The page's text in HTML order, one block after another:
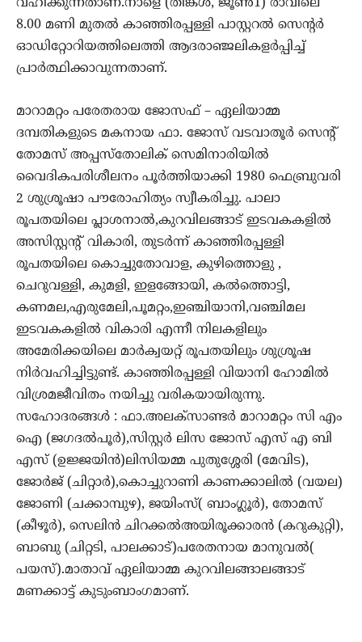
വഹിക്കുന്നതാണ്.നാളെ (തിങ്കൾ, ജൂൺ1) രാവിലെ
8.00 മണി മുതൽ കാഞ്ഞിരപ്പള്ളി പാസ്റ്ററൽ സെൻ്റർ
ഓഡിറ്റോറിയത്തിലെത്തി ആദരാഞ്ജലികളർപ്പിച്ച്
പ്രാർത്ഥിക്കാവുന്നതാണ്.
മാറാമറ്റം പരേതരായ ജോസഫ് – ഏലിയാമ്മ
ദമ്പതികളുടെ മകനായ ഫാ. ജോസ് വടവാതൂർ സെന്റ്
തോമസ് അപ്പസ്തോലിക് സെമിനാരിയിൽ
വൈദികപരിശീലനം പൂർത്തിയാക്കി 1980 ഫെബ്രുവരി
2 ശുശ്രൂഷാ പൗരോഹിത്യം സ്വീകരിച്ചു. പാലാ
രൂപതയിലെ പ്ലാശനാൽ,കുറവിലങ്ങാട് ഇടവകകളിൽ
അസിസ്റ്റൻ്റ് വികാരി, തുടർന്ന് കാഞ്ഞിരപ്പള്ളി
രൂപതയിലെ കൊച്ചുതോവാള, കുഴിത്തൊളു ,
ചെറുവള്ളി, കുമളി, ഇളങ്ങോയി, കൽത്തൊട്ടി,
കണമല,എരുമേലി,പൂമറ്റം,ഇഞ്ചിയാനി,വഞ്ചിമല
ഇടവകകളിൽ വികാരി എന്നീ നിലകളിലും
അമേരിക്കയിലെ മാർക്വയറ്റ് രൂപതയിലും ശുശ്രൂഷ
നിർവഹിച്ചിട്ടുണ്ട്. കാഞ്ഞിരപ്പള്ളി വിയാനി ഹോമിൽ
വിശ്രമജീവിതം നയിച്ചു വരികയായിരുന്നു.
സഹോദരങ്ങൾ : ഫാ.അലക്സാണ്ടർ മാറാമറ്റം സി എം
ഐ (ജഗദൽപൂർ),സിസ്റ്റർ ലിസ ജോസ് എസ് എ ബി
എസ് (ഉജ്ജയിൻ)ലിസിയമ്മ പുതുശ്ശേരി (മേവിട),
ജോർജ് (ചിറ്റാർ),കൊച്ചുറാണി കാണക്കാലിൽ (വയല)
ജോണി (ചക്കാമ്പുഴ), ജയിംസ്( ബാംഗ്ലൂർ), തോമസ്
(കീഴൂർ), സെലിൻ ചിറക്കൽഅയിരൂക്കാരൻ (കറുകുറ്റി),
ബാബു (ചിറ്റടി, പാലക്കാട്)പരേതനായ മാനുവൽ(
പയസ്).മാതാവ് ഏലിയാമ്മ കുറവിലങ്ങാലങ്ങാട്
മണക്കാട്ട് കുടുംബാംഗമാണ്.